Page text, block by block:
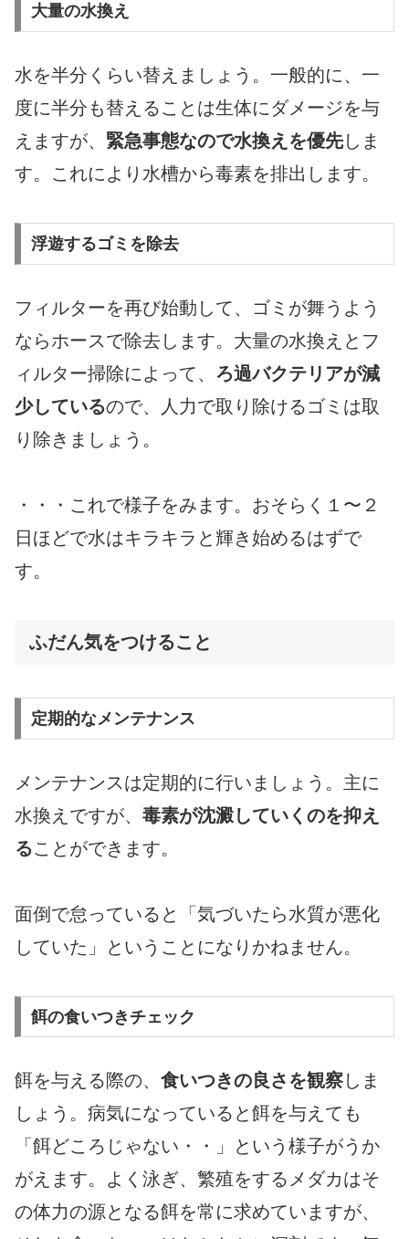
大量の水換え
水を半分くらい替えましょう。一般的に、一
度に半分も替えることは生体にダメージを与
えますが、 緊急事態なので水換えを優先しま
す。これにより水槽から毒素を排出します。
浮遊するゴミを除去
フィルターを再び始動して、ゴミが舞うよう
ならホースで除去します。大量の水換えとフ
ィルター掃除によって、 ろ過バクテリアが減
少しているので、人力で取り除けるゴミは取
り除きましょう。
・・・これで様子をみます。おそらく１〜２
日ほどで水はキラキラと輝き始めるはずで
す。
ふだん気をつけること
定期的なメンテナンス
メンテナンスは定期的に行いましょう。主に
水換えですが、 毒素が沈澱していくのを抑え
ることができます。
面倒で怠っていると「気づいたら水質が悪化
していた」ということになりかねません。
餌の食いつきチェック
餌を与える際の、 食いつきの良さを観察しま
しょう。病気になっていると餌を与えても
「餌どころじゃない・・」という様子がうか
がえます。よく泳ぎ、繁殖をするメダカはそ
の体力の源となる餌を常に求めていますが、